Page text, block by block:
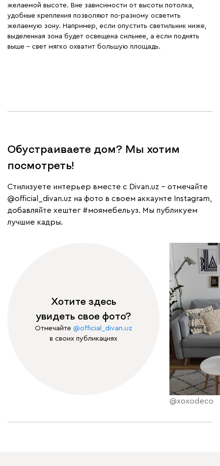
желаемой высоте. Вне зависимости от высоты потолка,
удобные крепления позволяют по-разному осветить
желаемую зону. Например, если опустить светильник ниже,
выделенная зона будет освещена сильнее, а если поднять
выше – свет мягко охватит большую площадь.
Обустраиваете дом? Мы хотим
посмотреть!
Cтилизуете интерьер вместе с Divan.uz – отмечайте
@official_divan.uz на фото в своем аккаунте Instagram,
добавляйте хештег #моямебельуз. Мы публикуем
лучшие кадры.
Хотите здесь
увидеть свое фото?
Отмечайте @official_divan.uz
в своих публикациях
@xoxodeco